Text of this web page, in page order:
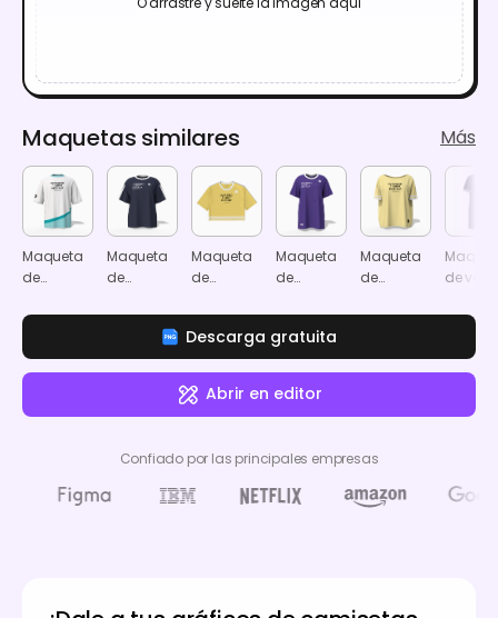
Maquetas similares Más
Maqueta
de
oversized
Maqueta
de
oversized
Maqueta
de
oversized
recortada
Maqueta
de
oversized
para
mujer
Maqueta
de
oversized
mujer
de
de talla
Descarga gratuita
Abrir en editor
Confiado por las principales empresas